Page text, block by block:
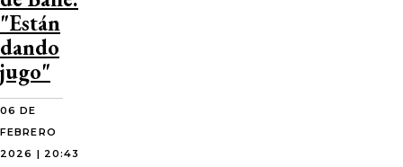
"Están
dando
jugo"
06 DE
FEBRERO
2026 | 20:43